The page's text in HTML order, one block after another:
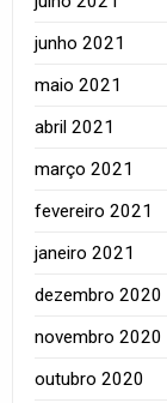
junho 2021
maio 2021
abril 2021
março 2021
fevereiro 2021
janeiro 2021
dezembro 2020
novembro 2020
outubro 2020